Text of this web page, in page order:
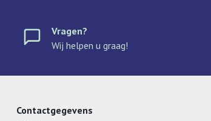
Vragen?
Wij helpen u graag!
Contactgegevens